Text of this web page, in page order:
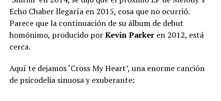
Echo Chaber llegaría en 2015, cosa que no ocurrió.
Parece que la continuación de su álbum de debut
homónimo, producido porKevin Parkeren 2012, está
cerca.
Aquí te dejamos ‘Cross My Heart’, una enorme canción
de psicodelia sinuosa y exuberante: